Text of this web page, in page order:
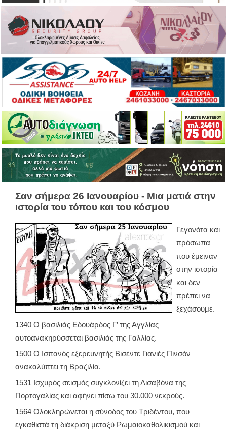
Σαν σήμερα 26 Ιανουαρίου - Μια ματιά στην
ιστορία του τόπου και του κόσμου
Γεγονότα και
πρόσωπα
που έμειναν
στην ιστορία
και δεν
πρέπει να
ξεχάσουμε.
1340 Ο βασιλιάς Εδουάρδος Γ’ της Αγγλίας
αυτοανακηρύσσεται βασιλιάς της Γαλλίας.
1500 Ο Ισπανός εξερευνητής Βισέντε Γιανιές Πινσόν
ανακαλύπτει τη Βραζιλία.
1531 Ισχυρός σεισμός συγκλονίζει τη Λισαβόνα της
Πορτογαλίας και αφήνει πίσω του 30.000 νεκρούς.
1564 Ολοκληρώνεται η σύνοδος του Τριδέντου, που
εγκαθιστά τη διάκριση μεταξύ Ρωμαιοκαθολικισμού και